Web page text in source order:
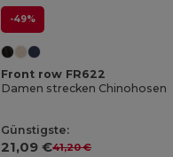
-49%
Front row FR622
Damen strecken Chinohosen
Günstigste:
21,09 €41,20 €